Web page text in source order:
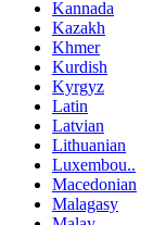
Kannada
Kazakh
Khmer
Kurdish
Kyrgyz
Latin
Latvian
Lithuanian
Luxembou..
Macedonian
Malagasy